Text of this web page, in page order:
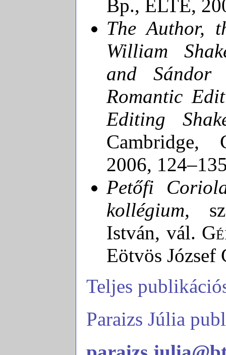
Bp., ELTE,
The Author,
William
and
Romantic
Editing
Cambridge,
2006,
Petőfi
kollégium,
István, vál.
Eötvös
Teljes
Paraizs Júlia